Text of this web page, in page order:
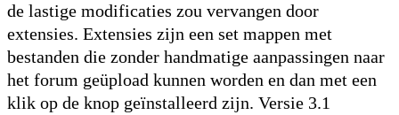
de lastige modificaties zou vervangen door
extensies. Extensies zijn een set mappen met
bestanden die zonder handmatige aanpassingen naar
het forum geüpload kunnen worden en dan met een
klik op de knop geïnstalleerd zijn. Versie 3.1